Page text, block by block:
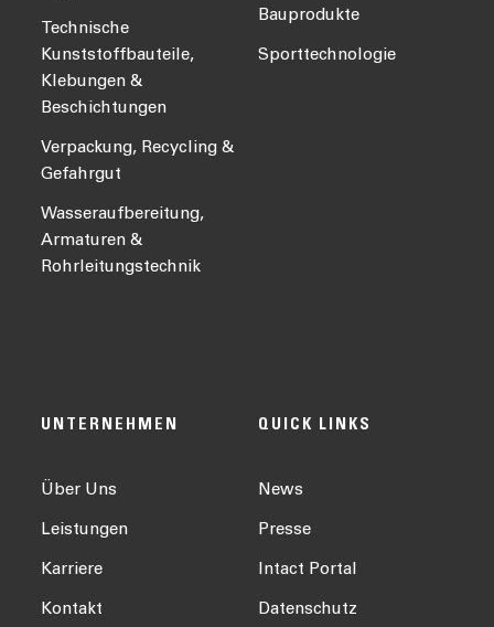
Technische
Kunststoffbauteile,
Klebungen &
Beschichtungen
Verpackung, Recycling &
Gefahrgut
Wasseraufbereitung,
Armaturen &
Rohrleitungstechnik
Bauprodukte
Sporttechnologie
UNTERNEHMEN
Über Uns
Leistungen
Karriere
Kontakt
QUICK LINKS
News
Presse
Intact Portal
Datenschutz